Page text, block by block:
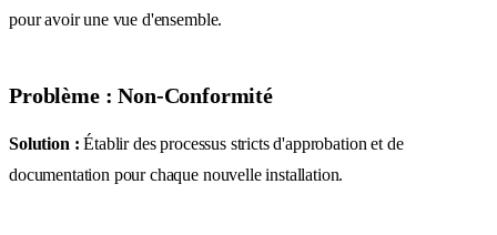
pour avoir une vue d'ensemble.
Problème : Non-Conformité
Solution : Établir des processus stricts d'approbation et de
documentation pour chaque nouvelle installation.